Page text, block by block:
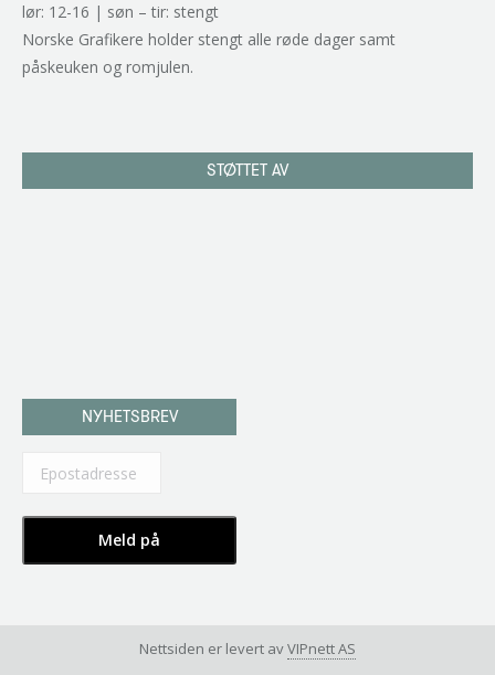
lør: 12-16 | søn – tir: stengt
Norske Grafikere holder stengt alle røde dager samt
påskeuken og romjulen.
STØTTET AV
NYHETSBREV
Nettsiden er levert avVIPnett AS